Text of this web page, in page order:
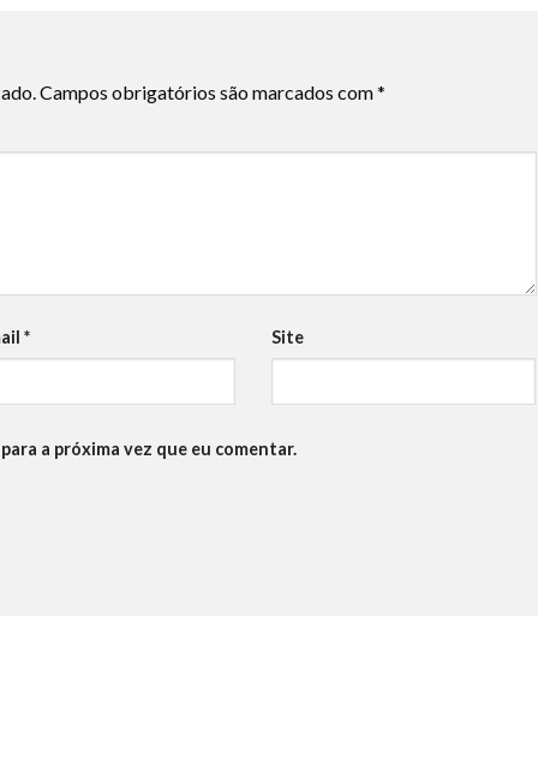
Campos obrigatórios são marcados com*
* Site
a próxima vez que eu comentar.